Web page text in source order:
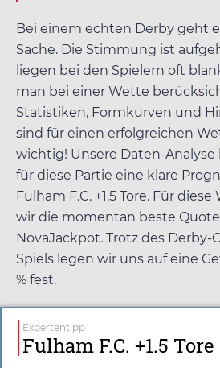
Bei einem echten Derby geht
Sache. Die Stimmung ist
liegen bei den Spielern oft
man bei einer Wette
Statistiken, Formkurven und
sind für einen erfolgreichen
wichtig! Unsere Daten-Analyse
für diese Partie eine klare
Fulham F.C. +1.5 Tore. Für
wir die momentan beste Quote
NovaJackpot. Trotz des Derby-
Spiels legen wir uns auf eine
% fest.
Expertentipp
Fulham F.C. +1.5 Tore